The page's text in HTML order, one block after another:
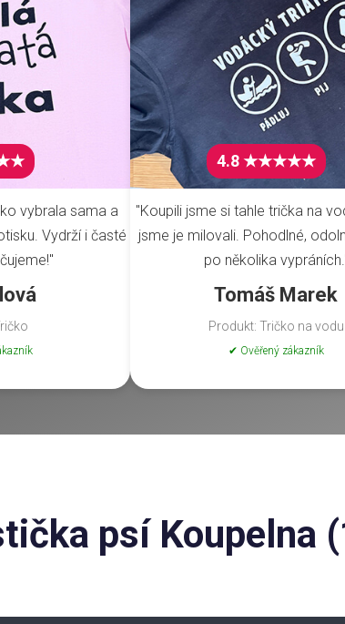
vybrala sama a
Vydrží i časté
4.8 ★★★★★
"Koupili jsme si tahle trička na
jsme je milovali. Pohodlné,
po několika
Tomáš Marek
Produkt: Tričko na vodu
✔ Ověřený zákazník
psí Koupelna